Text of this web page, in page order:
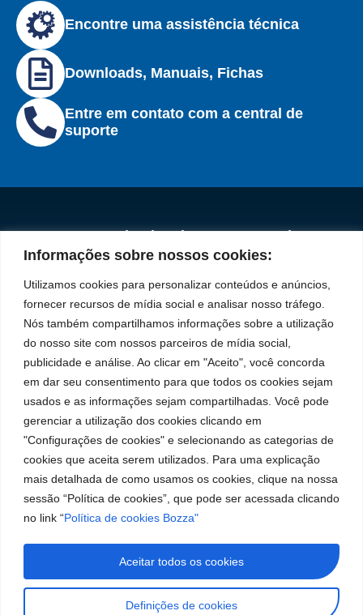
Informações sobre nossos cookies:
Utilizamos cookies para personalizar conteúdos e anúncios,
fornecer recursos de mídia social e analisar nosso tráfego.
Nós também compartilhamos informações sobre a utilização
do nosso site com nossos parceiros de mídia social,
publicidade e análise. Ao clicar em "Aceito", você concorda
em dar seu consentimento para que todos os cookies sejam
usados e as informações sejam compartilhadas. Você pode
gerenciar a utilização dos cookies clicando em
"Configurações de cookies" e selecionando as categorias de
cookies que aceita serem utilizados. Para uma explicação
mais detalhada de como usamos os cookies, clique na nossa
sessão “Política de cookies”, que pode ser acessada clicando
no link “Política de cookies Bozza"
Definições de cookies
Aceitar todos os cookies
Encontre uma assistência técnica
Downloads, Manuais, Fichas
Entre em contato com a central de
suporte
líder
em
fabricação
de
equipamentos
para
lubrificação
e
abastecimento
da
América
Sul.
Privacidade
de
Cookies
Institucional
Produtos
Assistências
Seja um
Trabalhe
Localização
Rua Tiradentes,
931 – Anexo
Anita Franchini,
50/96
Bairro: Santa
Terezinha
São Bernardo
do Campo – SP
CEP: 09780-
001
Conosco
5050
Redes
Sociais
Youtube
Instagram